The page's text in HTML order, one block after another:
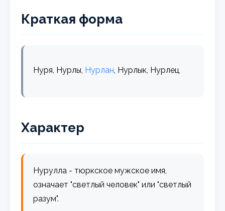
Краткая форма
Нуря, Нурлы, Нурлан, Нурлык, Нурлец
Характер
Нурулла - тюркское мужское имя,
означает "светлый человек" или "светлый
разум".